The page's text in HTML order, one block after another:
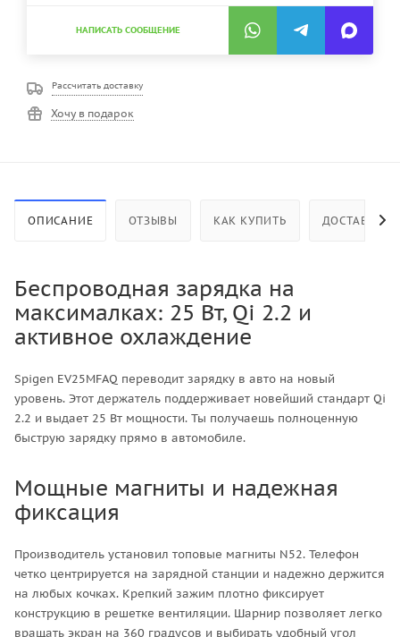
НАПИСАТЬ СООБЩЕНИЕ
Рассчитать доставку
Хочу в подарок
ОПИСАНИЕ ОТЗЫВЫ КАК КУПИТЬ ДОСТАВКА
Беспроводная зарядка на
максималках: 25 Вт, Qi 2.2 и
активное охлаждение
Spigen EV25MFAQ переводит зарядку в авто на новый
уровень. Этот держатель поддерживает новейший стандарт Qi
2.2 и выдает 25 Вт мощности. Ты получаешь полноценную
быструю зарядку прямо в автомобиле.
Мощные магниты и надежная
фиксация
Производитель установил топовые магниты N52. Телефон
четко центрируется на зарядной станции и надежно держится
на любых кочках. Крепкий зажим плотно фиксирует
конструкцию в решетке вентиляции. Шарнир позволяет легко
вращать экран на 360 градусов и выбирать удобный угол